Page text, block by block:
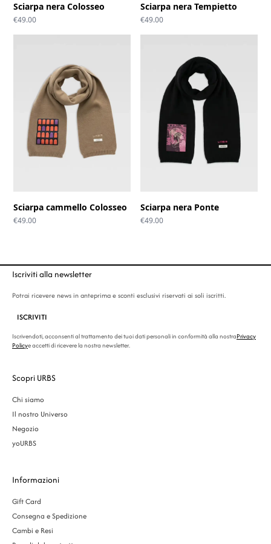
Sciarpa nera Colosseo
€49.00
Sciarpa nera Tempietto
€49.00
Sciarpa cammello Colosseo
€49.00
Sciarpa nera Ponte
€49.00
Iscriviti alla newsletter
Potrai ricevere news in anteprima e sconti esclusivi riservati ai soli iscritti.
ISCRIVITI
Iscrivendoti, acconsenti al trattamento dei tuoi dati personali in conformità alla nostraPrivacy
Policye accetti di ricevere la nostra newsletter.
Scopri URBS
Chi siamo
Il nostro Universo
Negozio
yoURBS
Informazioni
Gift Card
Consegna e Spedizione
Cambi e Resi